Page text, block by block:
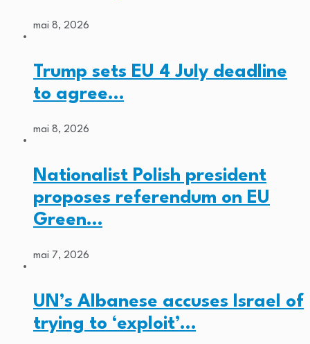
mai 8, 2026
Trump sets EU 4 July deadline
to agree…
mai 8, 2026
Nationalist Polish president
proposes referendum on EU
Green…
mai 7, 2026
UN’s Albanese accuses Israel of
trying to ‘exploit’…